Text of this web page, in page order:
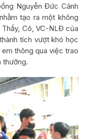
Nguyễn Đức Cảnh
tạo ra một không
Cô, VC-NLĐ của
tích vượt khó học
thông qua việc trao
thưởng.